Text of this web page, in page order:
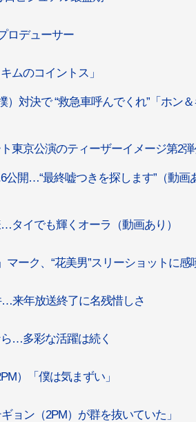
ロデューサー
ムのコイントス」
）対決で “救急車呼んでくれ”「ホン
東京公演のティーザーイメージ第2
公開…“最終嘘つきを探します”（動画
タイでも輝くオーラ（動画あり）
マーク、“花美男”スリーショットに感
…来年放送終了に名残惜しさ
…多彩な活躍は続く
）「僕は気まずい」
ン（2PM）が群を抜いていた」